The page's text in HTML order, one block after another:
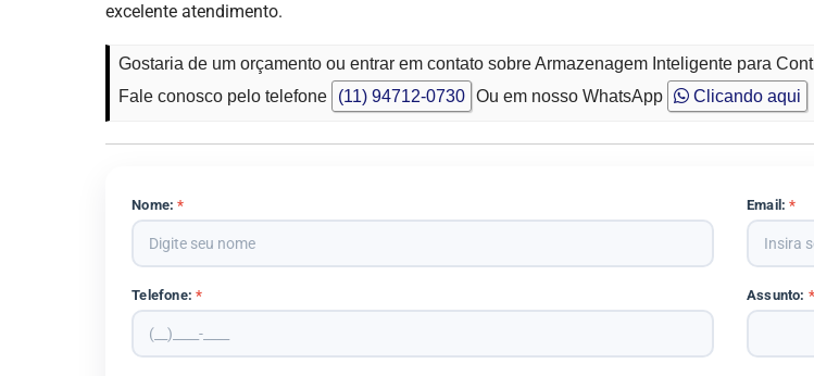
excelente atendimento.
Gostaria de um orçamento ou entrar em contato sobre Armazenagem Inteligente para
Fale conosco pelo telefone
(11) 94712-0730 Ou em nosso WhatsApp Clicando aqui
Nome:* Email:*
Telefone:* Assunto: *